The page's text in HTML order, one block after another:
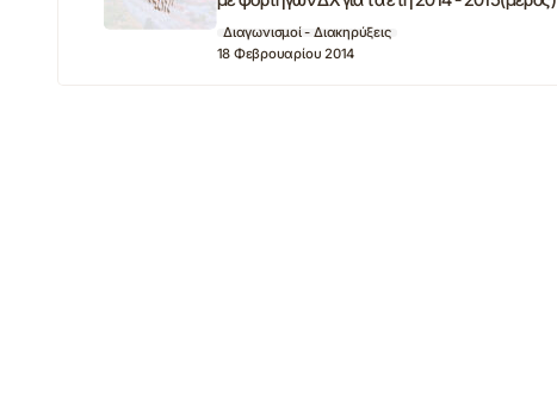
Διαγωνισμοί - Διακηρύξεις
18 Φεβρουαρίου 2014